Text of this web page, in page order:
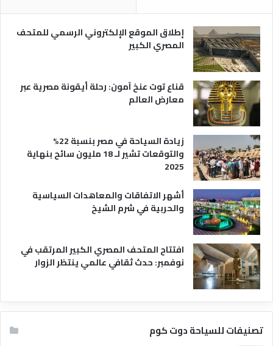
ل
س
ح
ي
ر
إطلاق الموقع الإلكتروني الرسمي للمتحف
المصري الكبير
قناع توت عنخ آمون: رحلة أيقونة مصرية عبر
معارض العالم
زيادة السياحة في مصر بنسبة 22%
والتوقعات تشير لـ 18 مليون سائح بنهاية
2025
أشهر الاتفاقات والمعاهدات السياسية
والحربية في شرم الشيخ
افتتاح المتحف المصري الكبير المرتقب في
نوفمبر: حدث ثقافي عالمي ينتظر الزوار
تصنيفات للسياحة دوت كوم